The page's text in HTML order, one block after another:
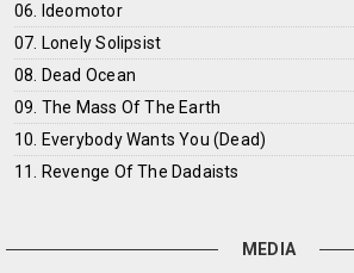
06. Ideomotor
07. Lonely Solipsist
08. Dead Ocean
09. The Mass Of The Earth
10. Everybody Wants You (Dead)
11. Revenge Of The Dadaists
MEDIA